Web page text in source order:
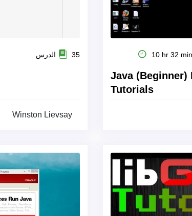
10 hr 32 min
Java (Beginner)
Tutorials
35 الدرس
Winston Lievsay